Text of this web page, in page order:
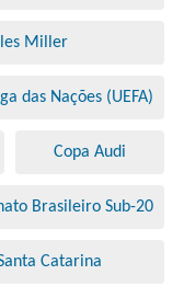
Miller
das Nações (UEFA)
Copa Audi
Brasileiro Sub-20
Catarina